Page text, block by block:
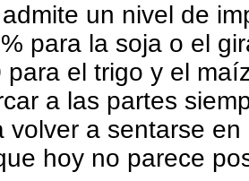
un nivel de
para la soja o el
para el trigo y el
a las partes
volver a sentarse en
hoy no parece